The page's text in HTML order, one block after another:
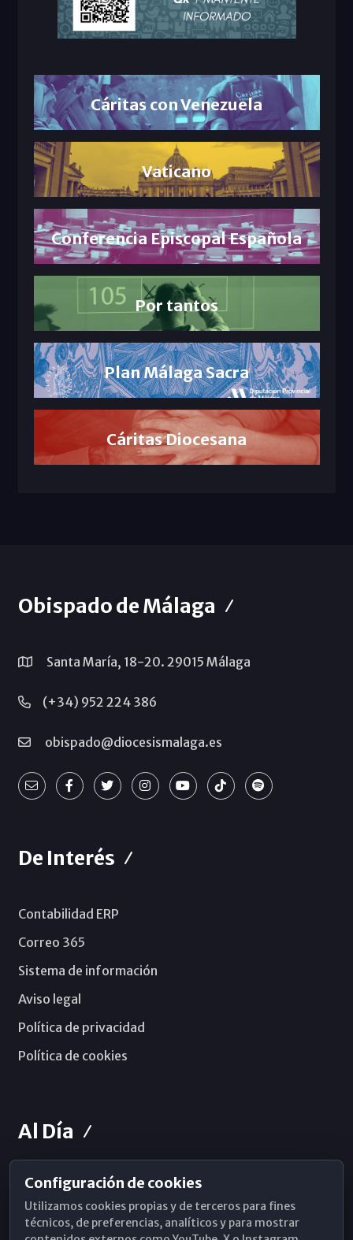
Cáritas con Venezuela
Vaticano
Conferencia Episcopal Española
Por tantos
Plan Málaga Sacra
Cáritas Diocesana
Obispado de Málaga
Santa María, 18-20. 29015 Málaga
(+34) 952 224 386
obispado@diocesismalaga.es
De Interés
Contabilidad ERP
Correo 365
Sistema de información
Aviso legal
Política de privacidad
Política de cookies
Al Día
Horarios de Misa
Hemeroteca
Configuración de cookies
Utilizamos cookies propias y de terceros para fines
técnicos, de preferencias, analíticos y para mostrar